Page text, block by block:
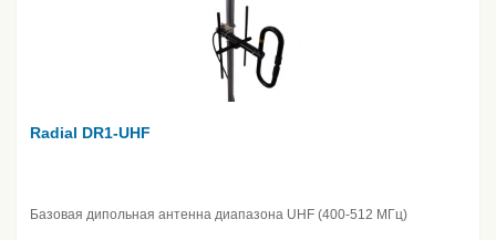
Radial DR1-UHF
Базовая дипольная антенна диапазона UHF (400-512 МГц)